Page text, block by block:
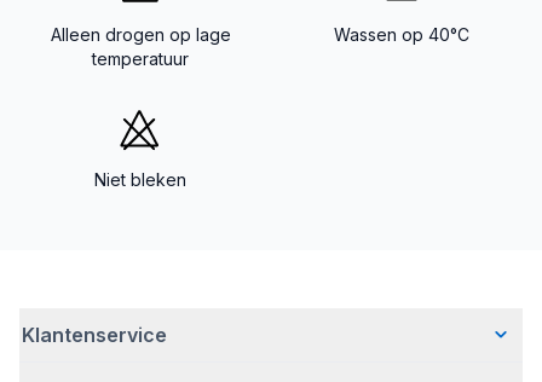
Alleen drogen op lage
temperatuur
Wassen op 40°C
Niet bleken
Klantenservice